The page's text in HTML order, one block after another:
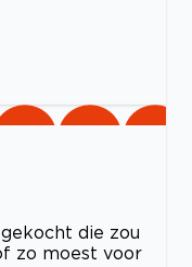
die zou
zo moest voor